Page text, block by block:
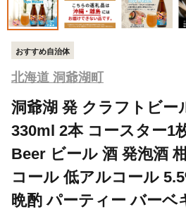
おすすめ自治体
北海道 洞爺湖町
洞爺湖 発 クラフトビー
330ml 2本 コースター1
Beer ビール 酒 発泡酒
コール 低アルコール
晩酌 パーティー バーベ